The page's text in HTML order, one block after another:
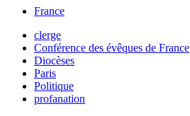
France
clerge
Conférence des évêques de France
Diocèses
Paris
Politique
profanation